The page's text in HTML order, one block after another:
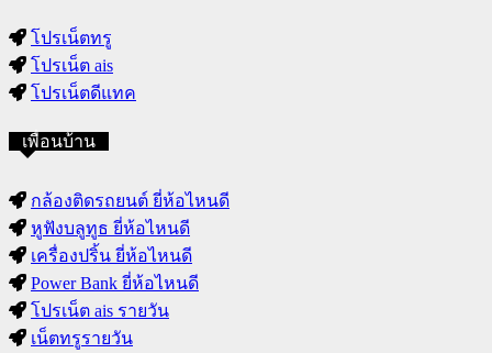
โปรเน็ตทรู
โปรเน็ต ais
โปรเน็ตดีแทค
เพื่อนบ้าน
กล้องติดรถยนต์ ยี่ห้อไหนดี
หูฟังบลูทูธ ยี่ห้อไหนดี
เครื่องปริ้น ยี่ห้อไหนดี
Power Bank ยี่ห้อไหนดี
โปรเน็ต ais รายวัน
เน็ตทรูรายวัน